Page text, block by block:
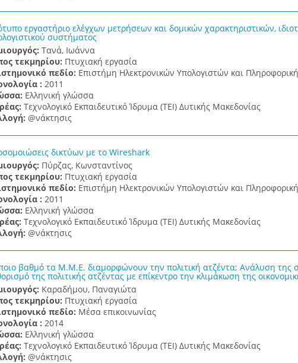
εργαστήριο ελέγχων μετρήσεων και δομικών χαρακτηριστικών,
συστήματος
Τανά, Ιωάννα
τεκμηρίου: Πτυχιακή εργασία
πεδίο: Επιστήμη Ηλεκτρονικών Υπολογιστών και Πληροφορική
: 2011
Ελληνική γλώσσα
Τεχνολογικό Εκπαιδευτικό Ίδρυμα (ΤΕΙ) Δυτικής Μακεδονίας
@νάκτησις
δικτύων με το Wireshark
Πύρζας, Κωνσταντίνος
τεκμηρίου: Πτυχιακή εργασία
πεδίο: Επιστήμη Ηλεκτρονικών Υπολογιστών και Πληροφορική
: 2011
Ελληνική γλώσσα
Τεχνολογικό Εκπαιδευτικό Ίδρυμα (ΤΕΙ) Δυτικής Μακεδονίας
@νάκτησις
βαθμό τα Μ.Μ.Ε. διαμορφώνουν την πολιτική ατζέντα; Ανάλυση της
της πολιτικής ατζέντας με επίκεντρο την κλιμάκωση της
Καραδήμου, Παναγιώτα
τεκμηρίου: Πτυχιακή εργασία
πεδίο: Μέσα επικοινωνίας
: 2014
Ελληνική γλώσσα
Τεχνολογικό Εκπαιδευτικό Ίδρυμα (ΤΕΙ) Δυτικής Μακεδονίας
@νάκτησις